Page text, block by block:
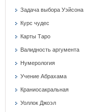
Задача выбора Уэйсона
Курс чудес
Карты Таро
Валидность аргумента
Нумерология
Учение Абрахама
Краниосакральная
Уоллок Джоэл